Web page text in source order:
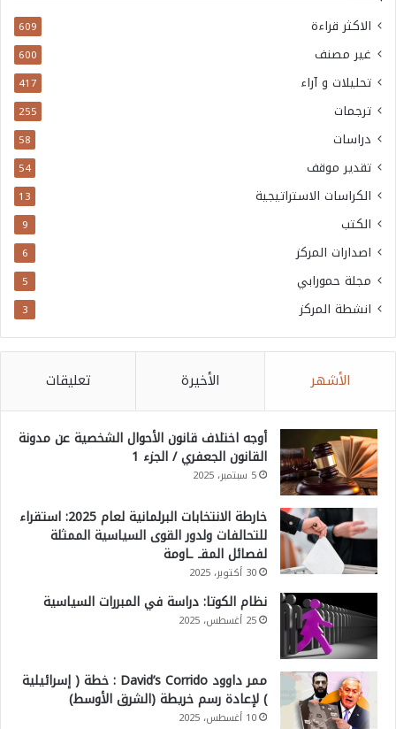
الاكثر قراءة 609
غير مصنف 600
تحليلات و آراء 417
ترجمات 255
دراسات 58
تقدير موقف 54
الكراسات الاستراتيجية 13
الكتب 9
اصدارات المركز 6
مجلة حمورابي 5
انشطة المركز 3
الأشهر الأخيرة تعليقات
أوجه اختلاف قانون الأحوال الشخصية عن مدونة
القانون الجعفري / الجزء 1
5 سبتمبر، 2025
خارطة الانتخابات البرلمانية لعام 2025: استقراء
للتحالفات ولدور القوى السياسية الممثلة
لفصائل المقـ ـاومة
30 أكتوبر، 2025
نظام الكوتا: دراسة في المبررات السياسية
25 أغسطس، 2025
ممر داوود David’s Corrido : خطة ( إسرائيلية
) لإعادة رسم خريطة (الشرق الأوسط)
10 أغسطس، 2025